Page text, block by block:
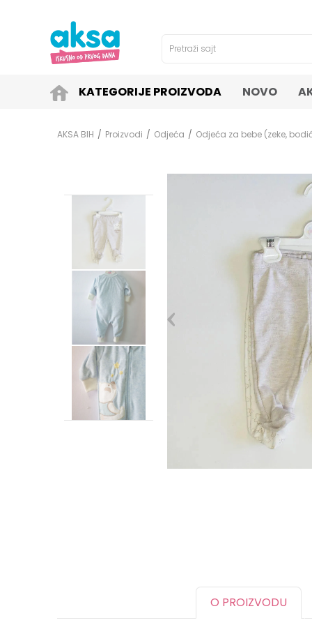
Pretraži sajt
KATEGORIJE PROIZVODA NOVO
AKSA BIH Proizvodi Odjeća Odjeća za bebe (zeke,
O PROIZVODU